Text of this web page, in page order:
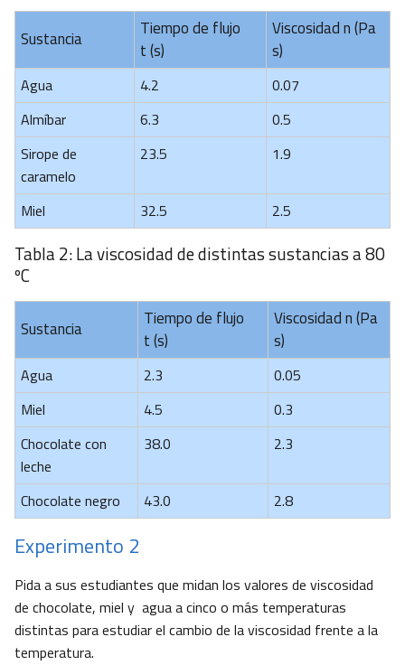
Sustancia
Tiempo de flujo
t (s)
Viscosidad n (Pa
s)
Agua 4.2
0.07
Almíbar
6.3
0.5
Sirope de
caramelo
23.5 1.9
Miel 32.5 2.5
Tabla 2: La viscosidad de distintas sustancias a 80
ºC
Sustancia
Tiempo de flujo
t (s)
Viscosidad n (Pa
s)
Agua 2.3
0.05
Miel
4.5
0.3
Chocolate con
leche
38.0 2.3
Chocolate negro 43.0 2.8
Experimento 2
Pida a sus estudiantes que midan los valores de viscosidad
de chocolate, miel y agua a cinco o más temperaturas
distintas para estudiar el cambio de la viscosidad frente a la
temperatura.